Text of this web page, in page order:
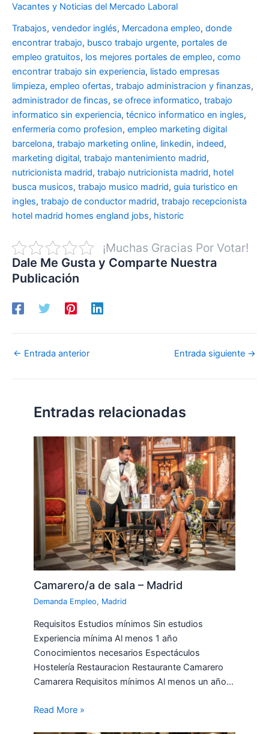
Vacantes y Noticias del Mercado Laboral
Trabajos, vendedor inglés, Mercadona empleo, donde
encontrar trabajo, busco trabajo urgente, portales de
empleo gratuitos, los mejores portales de empleo, como
encontrar trabajo sin experiencia, listado empresas
limpieza, empleo ofertas, trabajo administracion y finanzas,
administrador de fincas, se ofrece informatico, trabajo
informatico sin experiencia, técnico informatico en ingles,
enfermeria como profesion, empleo marketing digital
barcelona, trabajo marketing online, linkedin, indeed,
marketing digital, trabajo mantenimiento madrid,
nutricionista madrid, trabajo nutricionista madrid, hotel
busca musicos, trabajo musico madrid, guia turistico en
ingles, trabajo de conductor madrid, trabajo recepcionista
hotel madrid homes england jobs, historic
¡Muchas Gracias Por Votar!
Dale Me Gusta y Comparte Nuestra
Publicación
← Entrada anterior Entrada siguiente →
Entradas relacionadas
Camarero/a de sala – Madrid
Demanda Empleo, Madrid
Requisitos Estudios mínimos Sin estudios
Experiencia mínima Al menos 1 año
Conocimientos necesarios Espectáculos
Hostelería Restauracion Restaurante Camarero
Camarera Requisitos mínimos Al menos un año…
Read More »